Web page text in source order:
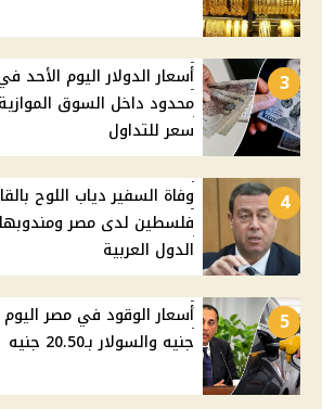
3
أسعار الدولار اليوم الأحد
محدود داخل السوق
سعر للتداول
4
وفاة السفير دياب اللوح
فلسطين لدى مصر
الدول العربية
5
جنيه والسولار بـ20.50 جنيه